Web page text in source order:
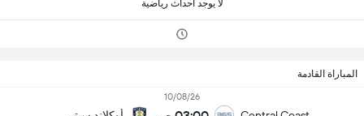
لا يوجد أحداث رياضية
المباراة القادمة
10/08/26